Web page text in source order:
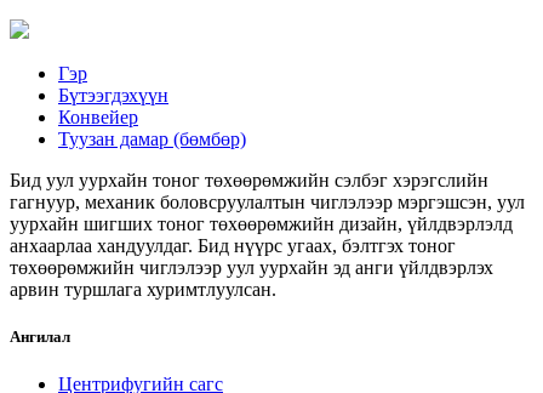
Гэр
Бүтээгдэхүүн
Конвейер
Туузан дамар (бөмбөр)
Бид уул уурхайн тоног төхөөрөмжийн сэлбэг хэрэгслийн
гагнуур, механик боловсруулалтын чиглэлээр мэргэшсэн, уул
уурхайн шигших тоног төхөөрөмжийн дизайн, үйлдвэрлэлд
анхаарлаа хандуулдаг. Бид нүүрс угаах, бэлтгэх тоног
төхөөрөмжийн чиглэлээр уул уурхайн эд анги үйлдвэрлэх
арвин туршлага хуримтлуулсан.
Ангилал
Центрифугийн сагс